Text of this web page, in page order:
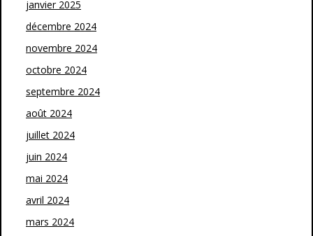
janvier 2025
décembre 2024
novembre 2024
octobre 2024
septembre 2024
août 2024
juillet 2024
juin 2024
mai 2024
avril 2024
mars 2024